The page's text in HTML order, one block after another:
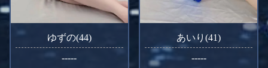
ゆずの(44)
-----
あいり(41)
-----